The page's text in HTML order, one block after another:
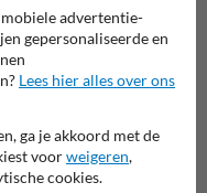
advertentie-
gepersonaliseerde en
Lees hier alles over ons
ga je akkoord met de
voorweigeren,
cookies.